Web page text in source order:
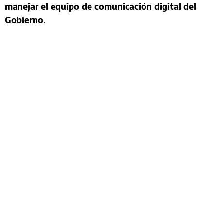
manejar el equipo de comunicación digital del
Gobierno.